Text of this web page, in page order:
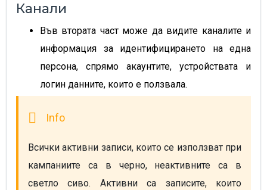
Канали
Във втората част може да видите каналите и
информация за идентифицирането на една
персона, спрямо акаунтите, устройствата и
логин данните, които е ползвала.
Всички активни записи, които се използват при
кампаниите са в черно, неактивните са в
светло сиво. Активни са записите, които